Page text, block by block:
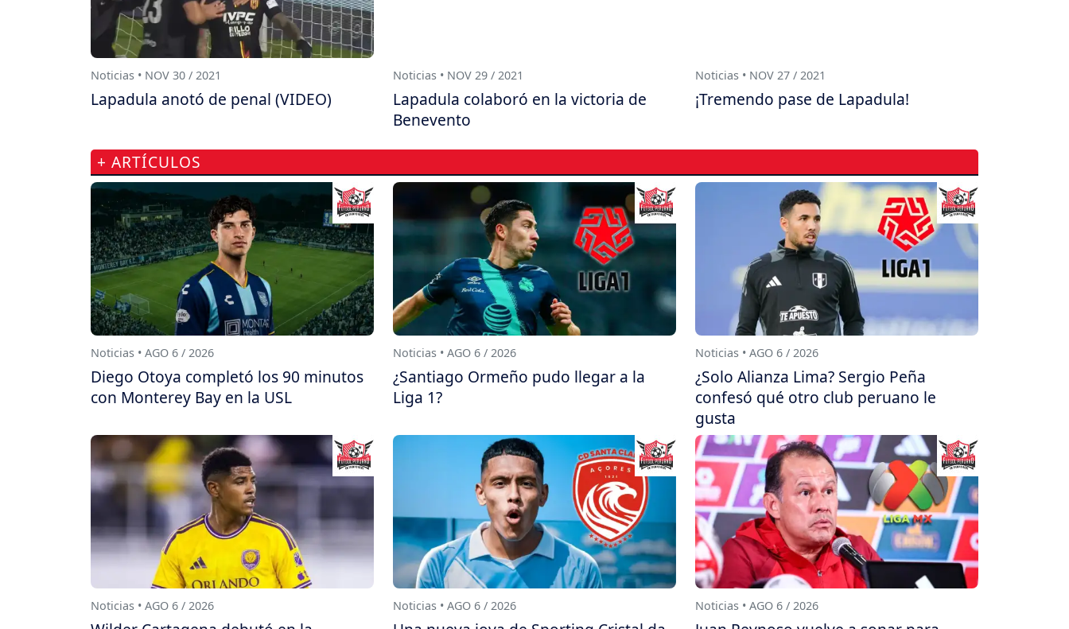
Noticias • NOV 30 / 2021
Lapadula anotó de penal (VIDEO)
Noticias • NOV 29 / 2021
Lapadula colaboró en la victoria de
Benevento
Noticias • NOV 27 / 2021
¡Tremendo pase de Lapadula!
+ ARTÍCULOS
Noticias • AGO 6 / 2026
Diego Otoya completó los 90 minutos
con Monterey Bay en la USL
Noticias • AGO 6 / 2026
¿Santiago Ormeño pudo llegar a la
Liga 1?
Noticias • AGO 6 / 2026
¿Solo Alianza Lima? Sergio Peña
confesó qué otro club peruano le
gusta
Noticias • AGO 6 / 2026 Noticias • AGO 6 / 2026 Noticias • AGO 6 / 2026